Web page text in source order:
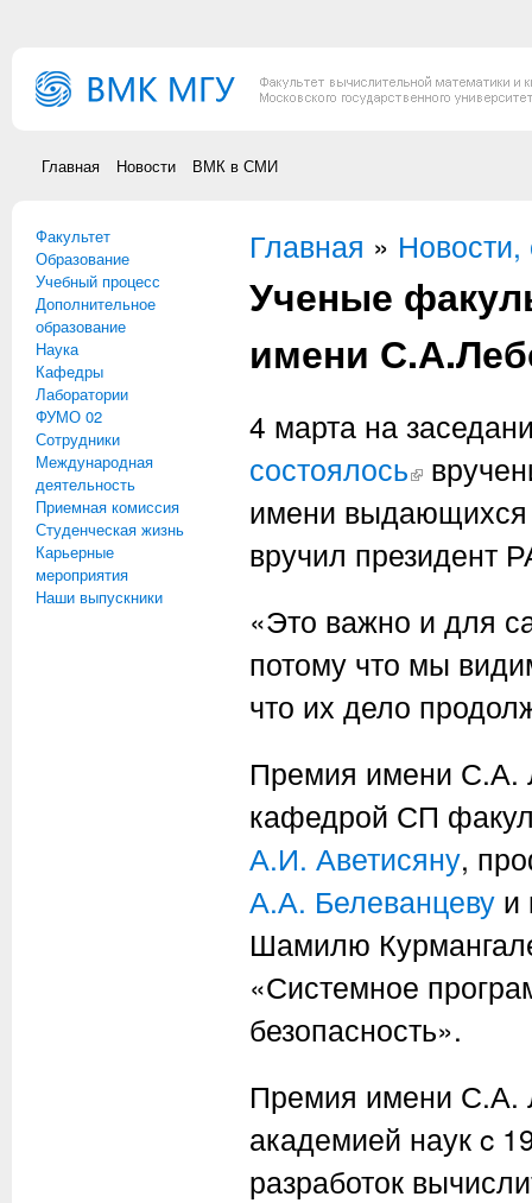
Главная Новости ВМК в СМИ
Факультет
Образование
Учебный процесс
Дополнительное
образование
Наука
Кафедры
Лаборатории
ФУМО 02
Сотрудники
Международная
деятельность
Приемная комиссия
Студенческая жизнь
Карьерные
мероприятия
Наши выпускники
Вы здесь
Главная »
Ученые
имени
4 марта на
состоялось (внешняя
имени выдающихся
вручил президент
«Это важно и для
потому что мы
что их дело
Премия имени С.А.
кафедрой СП
А.И. Аветисяну,
А.А. Белеванцеву и
Шамилю
«Системное
безопасность».
Премия имени С.А.
академией наук c
разработок